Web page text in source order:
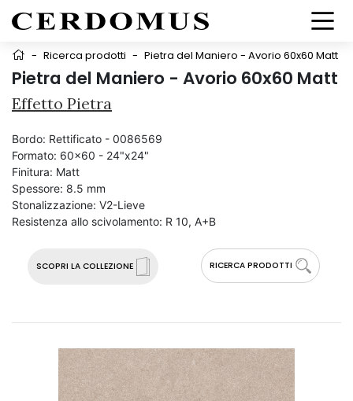
- Ricerca prodotti - Pietra del Maniero - Avorio 60x60 Matt
Pietra del Maniero - Avorio 60x60 Matt
Effetto Pietra
SCOPRI LA COLLEZIONE RICERCA PRODOTTI
Bordo: Rettificato - 0086569
Formato: 60x60 - 24"x24"
Finitura: Matt
Spessore: 8.5 mm
Stonalizzazione: V2-Lieve
Resistenza allo scivolamento: R 10, A+B